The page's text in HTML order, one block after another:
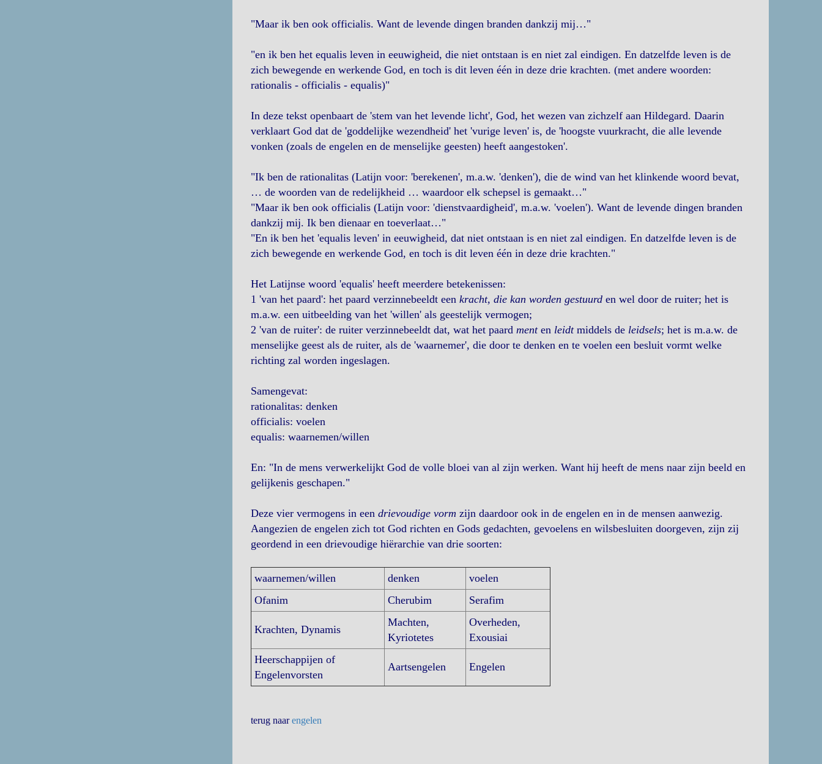
"Maar ik ben ook officialis. Want de levende dingen branden dankzij mij…"
"en ik ben het equalis leven in eeuwigheid, die niet ontstaan is en niet zal eindigen. En datzelfde leven is de
zich bewegende en werkende God, en toch is dit leven één in deze drie krachten. (met andere woorden:
rationalis - officialis - equalis)"
In deze tekst openbaart de 'stem van het levende licht', God, het wezen van zichzelf aan Hildegard. Daarin
verklaart God dat de 'goddelijke wezendheid' het 'vurige leven' is, de 'hoogste vuurkracht, die alle levende
vonken (zoals de engelen en de menselijke geesten) heeft aangestoken'.
"Ik ben de rationalitas (Latijn voor: 'berekenen', m.a.w. 'denken'), die de wind van het klinkende woord bevat,
… de woorden van de redelijkheid … waardoor elk schepsel is gemaakt…"
"Maar ik ben ook officialis (Latijn voor: 'dienstvaardigheid', m.a.w. 'voelen'). Want de levende dingen branden
dankzij mij. Ik ben dienaar en toeverlaat…"
"En ik ben het 'equalis leven' in eeuwigheid, dat niet ontstaan is en niet zal eindigen. En datzelfde leven is de
zich bewegende en werkende God, en toch is dit leven één in deze drie krachten."
Het Latijnse woord 'equalis' heeft meerdere betekenissen:
1 'van het paard': het paard verzinnebeeldt een kracht, die kan worden gestuurden wel door de ruiter; het is
m.a.w. een uitbeelding van het 'willen' als geestelijk vermogen;
2 'van de ruiter': de ruiter verzinnebeeldt dat, wat het paard menten leidtmiddels de leidsels; het is m.a.w. de
menselijke geest als de ruiter, als de 'waarnemer', die door te denken en te voelen een besluit vormt welke
richting zal worden ingeslagen.
Samengevat:
rationalitas: denken
officialis: voelen
equalis: waarnemen/willen
En: "In de mens verwerkelijkt God de volle bloei van al zijn werken. Want hij heeft de mens naar zijn beeld en
gelijkenis geschapen."
Deze vier vermogens in een drievoudige vorm zijn daardoor ook in de engelen en in de mensen aanwezig.
Aangezien de engelen zich tot God richten en Gods gedachten, gevoelens en wilsbesluiten doorgeven, zijn zij
geordend in een drievoudige hiërarchie van drie soorten:
waarnemen/willen denken
voelen
Ofanim
Cherubim Serafim
Krachten, Dynamis
Machten,
Kyriotetes
Overheden,
Exousiai
Heerschappijen of
Engelenvorsten
Aartsengelen Engelen
terug naarengelen